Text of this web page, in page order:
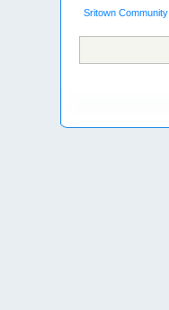
Sritown Community